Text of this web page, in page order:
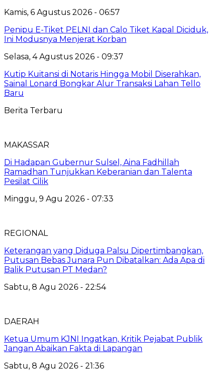
Kamis, 6 Agustus 2026 - 06:57
Penipu E-Tiket PELNI dan Calo Tiket Kapal Diciduk,
Ini Modusnya Menjerat Korban
Selasa, 4 Agustus 2026 - 09:37
Kutip Kuitansi di Notaris Hingga Mobil Diserahkan,
Sainal Lonard Bongkar Alur Transaksi Lahan Tello
Baru
Berita Terbaru
MAKASSAR
Di Hadapan Gubernur Sulsel, Aina Fadhillah
Ramadhan Tunjukkan Keberanian dan Talenta
Pesilat Cilik
Minggu, 9 Agu 2026 - 07:33
REGIONAL
Keterangan yang Diduga Palsu Dipertimbangkan,
Putusan Bebas Junara Pun Dibatalkan: Ada Apa di
Balik Putusan PT Medan?
Sabtu, 8 Agu 2026 - 22:54
DAERAH
Ketua Umum KJNI Ingatkan, Kritik Pejabat Publik
Jangan Abaikan Fakta di Lapangan
Sabtu, 8 Agu 2026 - 21:36